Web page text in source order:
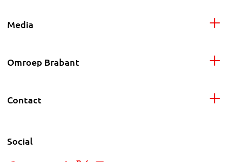
Media
Omroep Brabant
Contact
Social